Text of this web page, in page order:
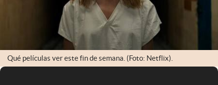
Qué películas ver este fin de semana. (Foto: Netflix).